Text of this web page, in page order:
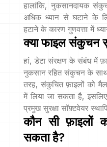
हालांकि, नुकसानदायक
अधिक ध्यान से घटाने के
हटाने के कारण गुणवत्ता में
क्या फाइल संकुचन
हां, डेटा संरक्षण के संबंध में
नुकसान रहित संकुचन के
तरह, संकुचित फ़ाइलों को
में लिया जा सकता है, इसलिए
प्रमुख सुरक्षा सॉफ़्टवेयर
कौन सी फ़ाइलों
सकता है?